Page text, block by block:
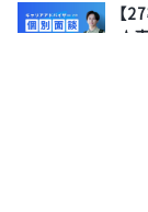
【
★